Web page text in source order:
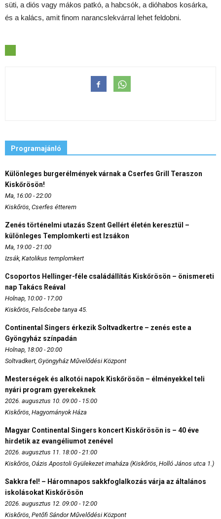
süti, a diós vagy mákos patkó, a habcsók, a dióhabos kosárka,
és a kalács, amit finom narancslekvárral lehet feldobni.
Programajánló
Különleges burgerélmények várnak a Cserfes Grill Teraszon
Kiskőrösön!
Ma, 16:00 - 22:00
Kiskőrös, Cserfes étterem
Zenés történelmi utazás Szent Gellért életén keresztül –
különleges Templomkerti est Izsákon
Ma, 19:00 - 21:00
Izsák, Katolikus templomkert
Csoportos Hellinger-féle családállítás Kiskőrösön – önismereti
nap Takács Reával
Holnap, 10:00 - 17:00
Kiskőrös, Felsőcebe tanya 45.
Continental Singers érkezik Soltvadkertre – zenés este a
Gyöngyház színpadán
Holnap, 18:00 - 20:00
Soltvadkert, Gyöngyház Művelődési Központ
Mesterségek és alkotói napok Kiskőrösön – élményekkel teli
nyári program gyerekeknek
2026. augusztus 10. 09:00 - 15:00
Kiskőrös, Hagyományok Háza
Magyar Continental Singers koncert Kiskőrösön is – 40 éve
hirdetik az evangéliumot zenével
2026. augusztus 11. 18:00 - 21:00
Kiskőrös, Oázis Apostoli Gyülekezet imaháza (Kiskőrös, Holló János utca 1.)
Sakkra fel! – Háromnapos sakkfoglalkozás várja az általános
iskolásokat Kiskőrösön
2026. augusztus 12. 09:00 - 12:00
Kiskőrös, Petőfi Sándor Művelődési Központ